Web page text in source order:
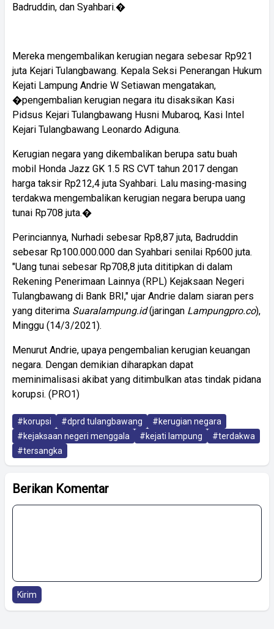
Badruddin, dan Syahbari.�
Mereka mengembalikan kerugian negara sebesar Rp921
juta Kejari Tulangbawang. Kepala Seksi Penerangan Hukum
Kejati Lampung Andrie W Setiawan mengatakan,
�pengembalian kerugian negara itu disaksikan Kasi
Pidsus Kejari Tulangbawang Husni Mubaroq, Kasi Intel
Kejari Tulangbawang Leonardo Adiguna.
Kerugian negara yang dikembalikan berupa satu buah
mobil Honda Jazz GK 1.5 RS CVT tahun 2017 dengan
harga taksir Rp212,4 juta Syahbari. Lalu masing-masing
terdakwa mengembalikan kerugian negara berupa uang
tunai Rp708 juta.�
Perinciannya, Nurhadi sebesar Rp8,87 juta, Badruddin
sebesar Rp100.000.000 dan Syahbari senilai Rp600 juta.
"Uang tunai sebesar Rp708,8 juta dititipkan di dalam
Rekening Penerimaan Lainnya (RPL) Kejaksaan Negeri
Tulangbawang di Bank BRI," ujar Andrie dalam siaran pers
yang diterima Suaralampung.id(jaringan Lampungpro.co),
Minggu (14/3/2021).
Menurut Andrie, upaya pengembalian kerugian keuangan
negara. Dengan demikian diharapkan dapat
meminimalisasi akibat yang ditimbulkan atas tindak pidana
korupsi. (PRO1)
#korupsi #dprd tulangbawang
#kerugian negara
#kejaksaan negeri menggala
#kejati lampung
#terdakwa
#tersangka
Berikan Komentar
Kirim